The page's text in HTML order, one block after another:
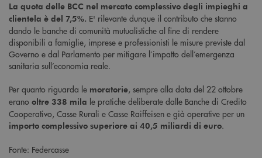
La quota delle BCC nel mercato complessivo degli impieghi a
clientela è del 7,5%. E' rilevante dunque il contributo che stanno
dando le banche di comunità mutualistiche al fine di rendere
disponibili a famiglie, imprese e professionisti le misure previste dal
Governo e dal Parlamento per mitigare l’impatto dell’emergenza
sanitaria sull’economia reale.
Per quanto riguarda le moratorie, sempre alla data del 22 ottobre
erano oltre 338 mila le pratiche deliberate dalle Banche di Credito
Cooperativo, Casse Rurali e Casse Raiffeisen e già operative per un
importo complessivo superiore ai 40,5 miliardi di euro.
Fonte: Federcasse